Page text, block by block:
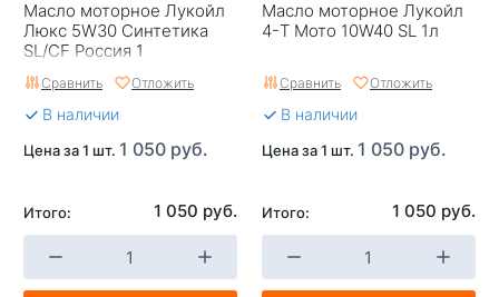
Масло моторное Лукойл
Люкс 5W30 Синтетика
SL/CF Россия 1
Сравнить Отложить
В наличии
Цена за 1 шт. 1 050 руб.
Итого: 1 050 руб.
Масло моторное Лукойл
4-T Мото 10W40 SL 1л
Сравнить Отложить
В наличии
Цена за 1 шт. 1 050 руб.
Итого: 1 050 руб.